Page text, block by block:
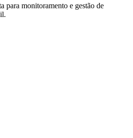
para monitoramento e gestão de